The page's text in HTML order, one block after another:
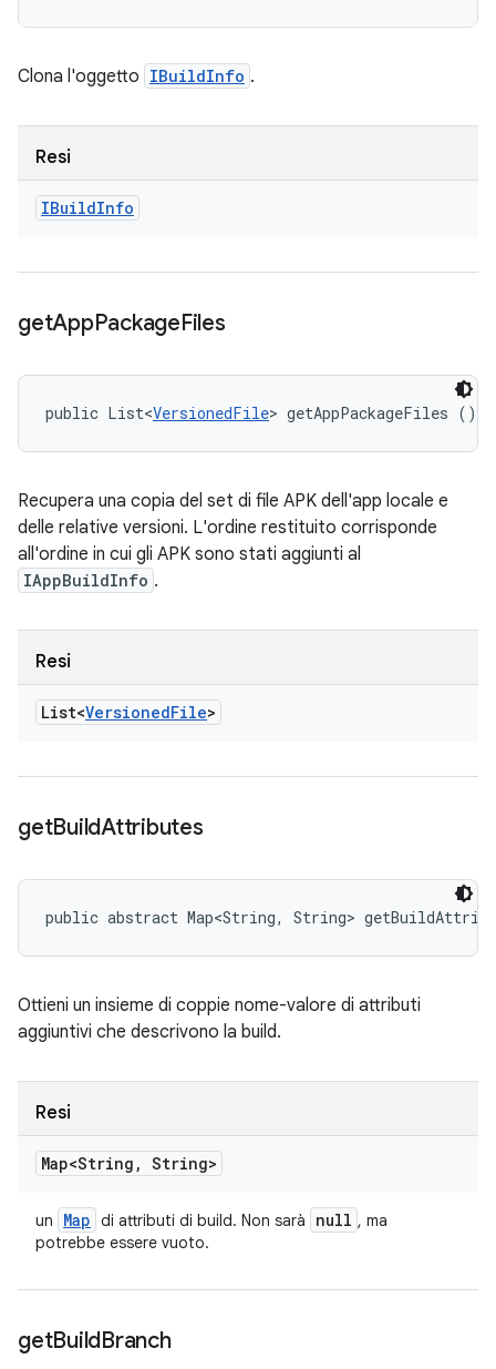
Clona l'oggetto IBuildInfo .
Resi
IBuildInfo
getAppPackageFiles
public List<VersionedFile> getAppPackageFiles ()
Recupera una copia del set di file APK dell'app locale e
delle relative versioni. L'ordine restituito corrisponde
all'ordine in cui gli APK sono stati aggiunti al
IAppBuildInfo .
Resi
List<VersionedFile>
getBuildAttributes
public abstract Map<String, String>
Ottieni un insieme di coppie nome-valore di attributi
aggiuntivi che descrivono la build.
Resi
Map<String , String>
un Map di attributi di build. Non sarà null , ma
potrebbe essere vuoto.
getBuildBranch